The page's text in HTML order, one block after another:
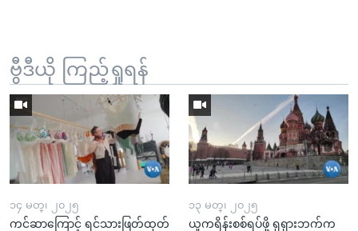
ဗွီဒီယို ကြည့်ရှုရန်
၁၄ မတ္၊ ၂၀၂၅
ကင်ဆာကြောင့် ရင်သားဖြတ်ထုတ်
၁၃ မတ္၊ ၂၀၂၅
ယူကရိန်းစစ်ရပ်ဖို့ ရုရှားဘက်က